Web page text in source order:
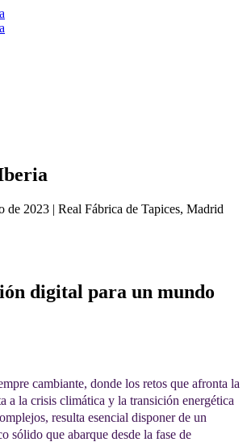
de 2023 | Real Fábrica de Tapices, Madrid
digital para un mundo
cambiante, donde los retos que afronta la
a la crisis climática y la transición energética
resulta esencial disponer de un
sólido que abarque desde la fase de